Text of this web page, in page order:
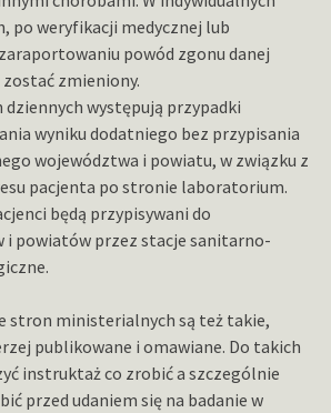
po weryfikacji medycznej lub
powód zgonu danej
zmieniony.
dziennych występują przypadki
wyniku dodatniego bez przypisania
województwa i powiatu, w związku z
pacjenta po stronie laboratorium.
będą przypisywani do
i powiatów przez stacje sanitarno-
stron ministerialnych są też takie,
publikowane i omawiane. Do takich
instruktaż co zrobić a szczególnie
przed udaniem się na badanie w